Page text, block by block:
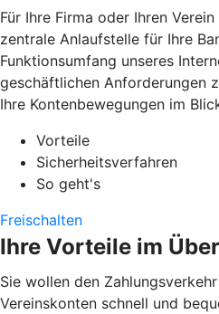
Für Ihre Firma oder Ihren
zentrale Anlaufstelle für Ihre
Funktionsumfang unseres
geschäftlichen Anforderungen
Ihre Kontenbewegungen im
Vorteile
Sicherheitsverfahren
So geht's
Freischalten
Ihre Vorteile im
Sie wollen den
Vereinskonten schnell und